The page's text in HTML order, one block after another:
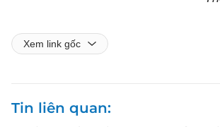
Xem link gốc
Tin liên quan